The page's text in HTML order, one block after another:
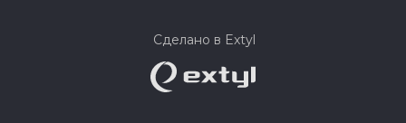
Сделано в Extyl